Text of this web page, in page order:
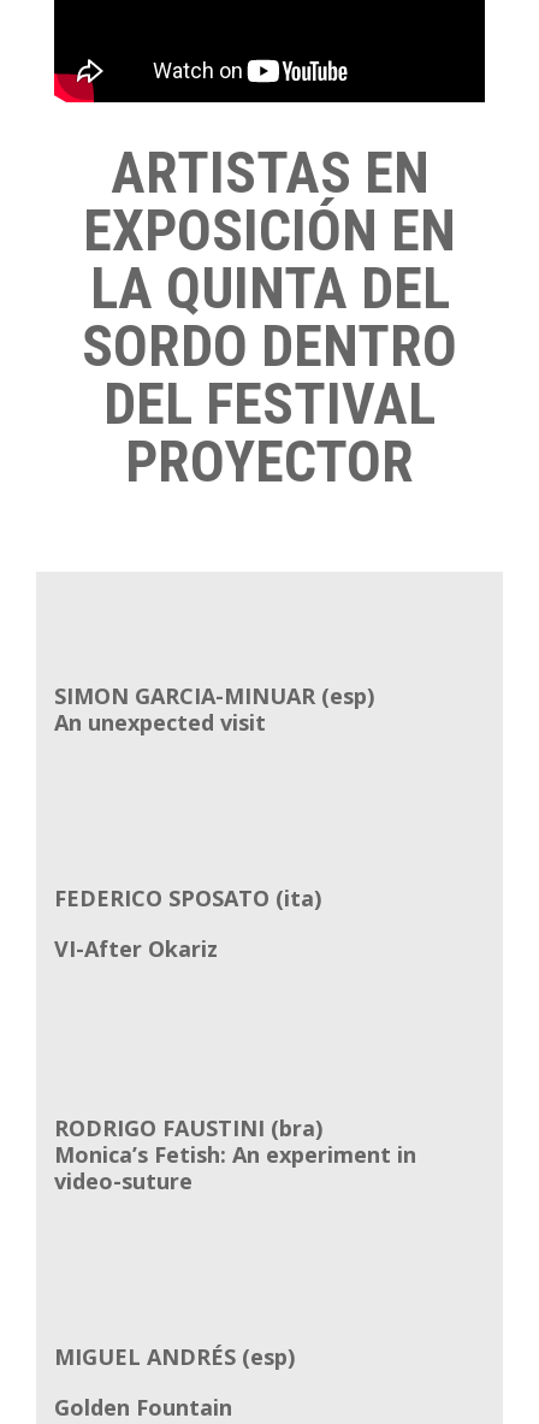
ARTISTAS EN
EXPOSICIÓN EN
LA QUINTA DEL
SORDO DENTRO
DEL FESTIVAL
PROYECTOR
SIMON GARCIA-MINUAR (esp)
An unexpected visit
FEDERICO SPOSATO (ita)
VI-After Okariz
RODRIGO FAUSTINI (bra)
Monica’s Fetish: An experiment in
video-suture
MIGUEL ANDRÉS (esp)
Golden Fountain